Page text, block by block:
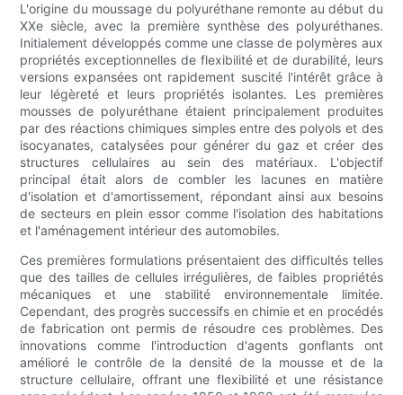
L'origine du moussage du polyuréthane remonte au début du
XXe siècle, avec la première synthèse des polyuréthanes.
Initialement développés comme une classe de polymères aux
propriétés exceptionnelles de flexibilité et de durabilité, leurs
versions expansées ont rapidement suscité l'intérêt grâce à
leur légèreté et leurs propriétés isolantes. Les premières
mousses de polyuréthane étaient principalement produites
par des réactions chimiques simples entre des polyols et des
isocyanates, catalysées pour générer du gaz et créer des
structures cellulaires au sein des matériaux. L'objectif
principal était alors de combler les lacunes en matière
d'isolation et d'amortissement, répondant ainsi aux besoins
de secteurs en plein essor comme l'isolation des habitations
et l'aménagement intérieur des automobiles.
Ces premières formulations présentaient des difficultés telles
que des tailles de cellules irrégulières, de faibles propriétés
mécaniques et une stabilité environnementale limitée.
Cependant, des progrès successifs en chimie et en procédés
de fabrication ont permis de résoudre ces problèmes. Des
innovations comme l'introduction d'agents gonflants ont
amélioré le contrôle de la densité de la mousse et de la
structure cellulaire, offrant une flexibilité et une résistance